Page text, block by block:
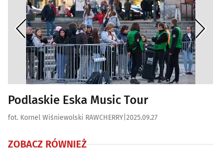
Podlaskie Eska Music Tour
fot. Kornel Wiśniewolski RAWCHERRY 2025.09.27
ZOBACZ RÓWNIEŻ